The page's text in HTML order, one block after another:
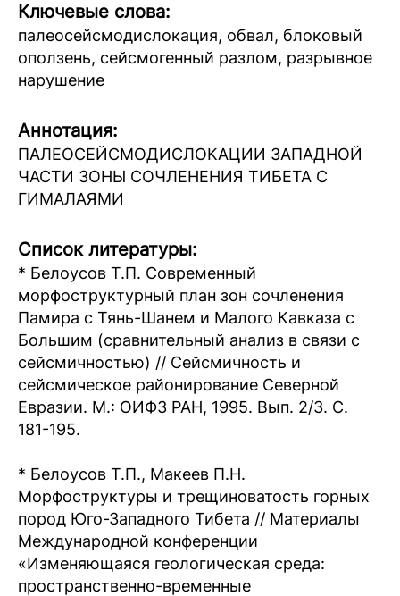
Ключевые слова:
палеосейсмодислокация, обвал, блоковый
оползень, сейсмогенный разлом, разрывное
нарушение
Аннотация:
ПАЛЕОСЕЙСМОДИСЛОКАЦИИ ЗАПАДНОЙ
ЧАСТИ ЗОНЫ СОЧЛЕНЕНИЯ ТИБЕТА С
ГИМАЛАЯМИ
Список литературы:
* Белоусов Т.П. Современный
морфоструктурный план зон сочленения
Памира с Тянь-Шанем и Малого Кавказа с
Большим (сравнительный анализ в связи с
сейсмичностью) // Сейсмичность и
сейсмическое районирование Северной
Евразии. М.: ОИФЗ РАН, 1995. Вып. 2/3. С.
181-195.
* Белоусов Т.П., Макеев П.Н.
Морфоструктуры и трещиноватость горных
пород Юго-Западного Тибета // Материалы
Международной конференции
«Изменяющаяся геологическая среда:
пространственно-временные